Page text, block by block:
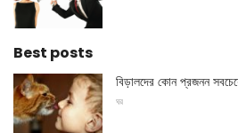
Best posts
বিড়ালদের কোন প্রজনন
ঘর